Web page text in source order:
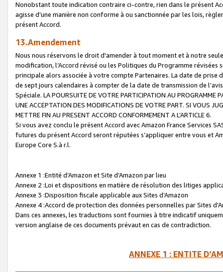
Nonobstant toute indication contraire ci-contre, rien dans le présent
agisse d’une manière non conforme à ou sanctionnée par les lois,
présent Accord.
13.Amendement
Nous nous réservons le droit d'amender à tout moment et à notre
modification, l’Accord révisé ou les Politiques du Programme
principale alors associée à votre compte Partenaires. La date de
de sept jours calendaires à compter de la date de transmission de
Spéciale. LA POURSUITE DE VOTRE PARTICIPATION AU PROGRAMME
UNE ACCEPTATION DES MODIFICATIONS DE VOTRE PART. SI VOUS
METTRE FIN AU PRESENT ACCORD CONFORMEMENT A L’ARTICLE 6.
Si vous avez conclu le présent Accord avec Amazon France Services
futures du présent Accord seront réputées s’appliquer entre vous et
Europe Core S.à r.l.
Annexe 1 :Entité d’Amazon et Site d’Amazon par lieu
Annexe 2 :Loi et dispositions en matière de résolution des litiges
Annexe 3 :Disposition fiscale applicable aux Sites d’Amazon
Annexe 4 :Accord de protection des données personnelles par Sites
Dans ces annexes, les traductions sont fournies à titre indicatif
version anglaise de ces documents prévaut en cas de contradiction.
ANNEXE 1 : ENTITE